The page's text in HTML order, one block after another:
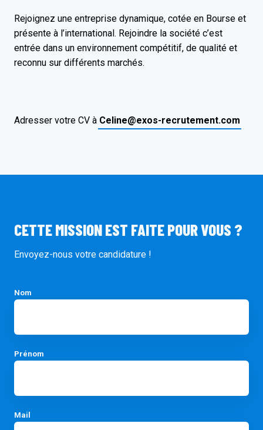
Rejoignez une entreprise dynamique, cotée en Bourse et
présente à l’international. Rejoindre la société c’est
entrée dans un environnement compétitif, de qualité et
reconnu sur différents marchés.
Adresser votre CV à Celine@exos-recrutement.com
CETTE MISSION EST FAITE POUR VOUS ?
Envoyez-nous votre candidature !
Nom
Prénom
Mail